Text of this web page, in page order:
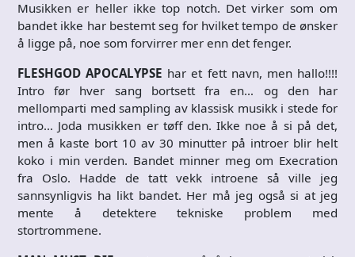
Musikken er heller ikke top notch. Det virker som om
bandet ikke har bestemt seg for hvilket tempo de ønsker
å ligge på, noe som forvirrer mer enn det fenger.
FLESHGOD APOCALYPSE har et fett navn, men hallo!!!!
Intro før hver sang bortsett fra en… og den har
mellomparti med sampling av klassisk musikk i stede for
intro… Joda musikken er tøff den. Ikke noe å si på det,
men å kaste bort 10 av 30 minutter på introer blir helt
koko i min verden. Bandet minner meg om Execration
fra Oslo. Hadde de tatt vekk introene så ville jeg
sannsynligvis ha likt bandet. Her må jeg også si at jeg
mente å detektere tekniske problem med
stortrommene.